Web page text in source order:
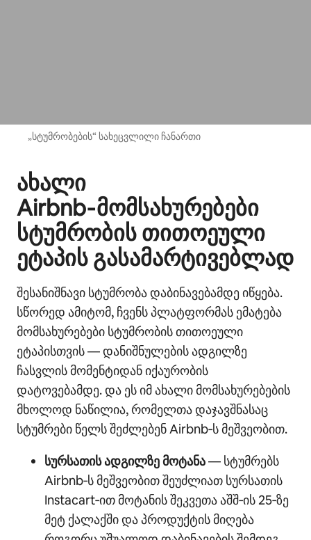
„სტუმრობების“ სახეცვლილი ჩანართი
ახალი
Airbnb‑მომსახურებები
სტუმრობის თითოეული
ეტაპის გასამარტივებლად
შესანიშნავი სტუმრობა დაბინავებამდე იწყება.
სწორედ ამიტომ, ჩვენს პლატფორმას ემატება
მომსახურებები სტუმრობის თითოეული
ეტაპისთვის — დანიშნულების ადგილზე
ჩასვლის მომენტიდან იქაურობის
დატოვებამდე. და ეს იმ ახალი მომსახურებების
მხოლოდ ნაწილია, რომელთა დაჯავშნასაც
სტუმრები წელს შეძლებენ Airbnb‑ს მეშვეობით.
სურსათის ადგილზე მოტანა— სტუმრებს
Airbnb‑ს მეშვეობით შეუძლიათ სურსათის
Instacart‑ით მოტანის შეკვეთა აშშ‑ის 25‑ზე
მეტ ქალაქში და პროდუქტის მიღება